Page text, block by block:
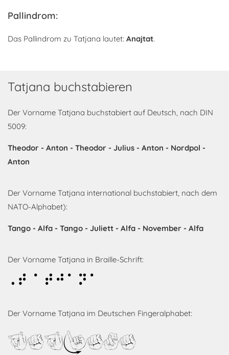
Pallindrom:
Das Pallindrom zu Tatjana lautet: Anajtat.
Tatjana buchstabieren
Der Vorname Tatjana buchstabiert auf Deutsch, nach DIN
5009:
Theodor - Anton - Theodor - Julius - Anton - Nordpol -
Anton
Der Vorname Tatjana international buchstabiert, nach dem
NATO-Alphabet):
Tango - Alfa - Tango - Juliett - Alfa - November - Alfa
Der Vorname Tatjana in Braille-Schrift:
Tatjana
Der Vorname Tatjana im Deutschen Fingeralphabet:
Tatjana